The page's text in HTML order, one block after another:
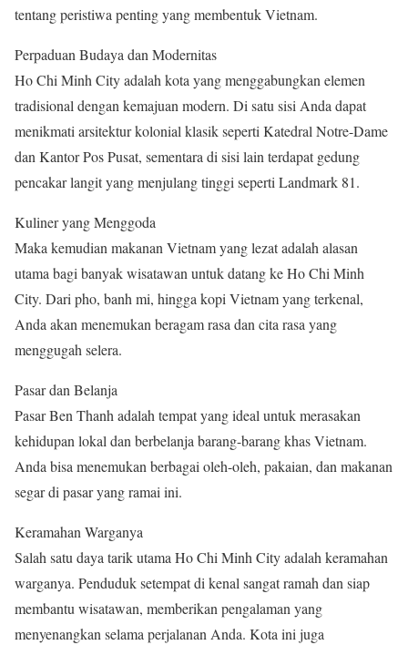
tentang peristiwa penting yang membentuk Vietnam.
Perpaduan Budaya dan Modernitas
Ho Chi Minh City adalah kota yang menggabungkan elemen
tradisional dengan kemajuan modern. Di satu sisi Anda dapat
menikmati arsitektur kolonial klasik seperti Katedral Notre-Dame
dan Kantor Pos Pusat, sementara di sisi lain terdapat gedung
pencakar langit yang menjulang tinggi seperti Landmark 81.
Kuliner yang Menggoda
Maka kemudian makanan Vietnam yang lezat adalah alasan
utama bagi banyak wisatawan untuk datang ke Ho Chi Minh
City. Dari pho, banh mi, hingga kopi Vietnam yang terkenal,
Anda akan menemukan beragam rasa dan cita rasa yang
menggugah selera.
Pasar dan Belanja
Pasar Ben Thanh adalah tempat yang ideal untuk merasakan
kehidupan lokal dan berbelanja barang-barang khas Vietnam.
Anda bisa menemukan berbagai oleh-oleh, pakaian, dan makanan
segar di pasar yang ramai ini.
Keramahan Warganya
Salah satu daya tarik utama Ho Chi Minh City adalah keramahan
warganya. Penduduk setempat di kenal sangat ramah dan siap
membantu wisatawan, memberikan pengalaman yang
menyenangkan selama perjalanan Anda. Kota ini juga